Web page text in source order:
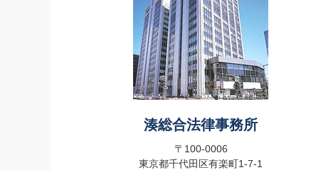
湊総合法律事務所
〒100-0006
東京都千代田区有楽町1-7-1